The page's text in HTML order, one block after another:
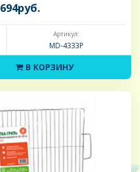
694руб.
Артикул:
MD-4333P
В КОРЗИНУ